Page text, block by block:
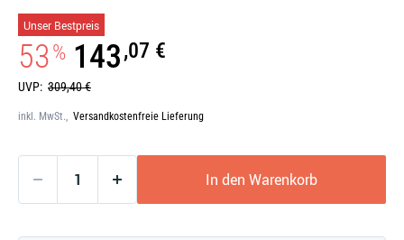
Galerie
öffnen
UVP: 309,40 €
53% 143,07 €
Unser Bestpreis
inkl. MwSt., Versandkostenfreie Lieferung
In den Warenkorb